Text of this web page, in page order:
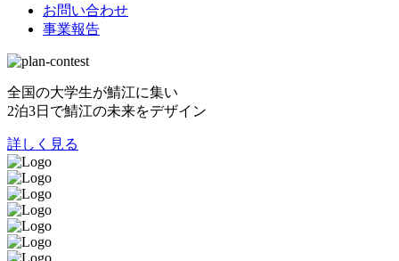
お問い合わせ
事業報告
全国の大学生が鯖江に集い
2泊3日で鯖江の未来をデザイン
詳しく見る